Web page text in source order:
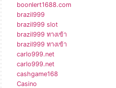
boonlert1688.com
brazil999
brazil999 slot
brazil999 ทางเข้า
brazil999 ทางเข้า
carlo999.net
carlo999.net
cashgame168
Casino